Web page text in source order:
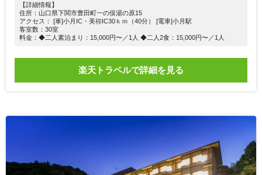
【詳細情報】
住所：山口県下関市豊田町一の俣湯の原15
アクセス： [車]小月IC・美祢IC30ｋｍ（40分） [電車]小月駅
客室数：30室
料金：◆二人素泊まり：15,000円〜／1人 ◆二人2食：15,000円〜／1人
楽天トラベルで詳細を見る